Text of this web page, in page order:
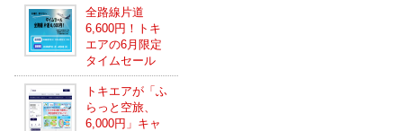
全路線片道
6,600円！トキ
エアの6月限定
タイムセール
トキエアが「ふ
らっと空旅、
6,000円」キャ